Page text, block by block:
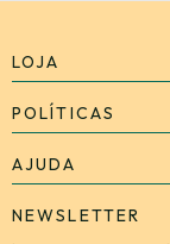
LOJA
POLÍTICAS
AJUDA
NEWSLETTER